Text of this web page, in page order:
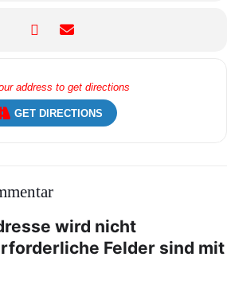
GET DIRECTIONS
wird nicht
Felder sind mit